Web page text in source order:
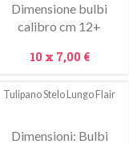
Dimensione bulbi
calibro cm 12+
Prezzo
10 x 7,00 €
Tulipano Stelo Lungo Flair
Dimensioni: Bulbi